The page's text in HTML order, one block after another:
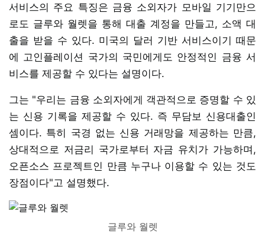
서비스의 주요 특징은 금융 소외자가 모바일 기기만으
로도 글루와 월렛을 통해 대출 계정을 만들고, 소액 대
출을 받을 수 있다. 미국의 달러 기반 서비스이기 때문
에 고인플레이션 국가의 국민에게도 안정적인 금융 서
비스를 제공할 수 있다는 설명이다.
그는 "우리는 금융 소외자에게 객관적으로 증명할 수 있
는 신용 기록을 제공할 수 있다. 즉 무담보 신용대출인
셈이다. 특히 국경 없는 신용 거래망을 제공하는 만큼,
상대적으로 저금리 국가로부터 자금 유치가 가능하며,
오픈소스 프로젝트인 만큼 누구나 이용할 수 있는 것도
장점이다"고 설명했다.
글루와 월렛